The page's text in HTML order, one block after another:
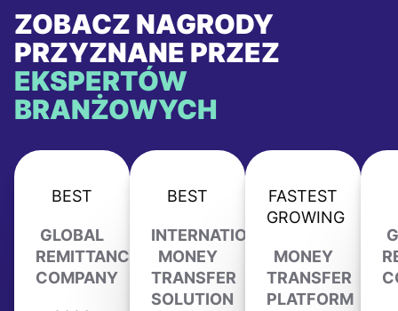
ZOBACZ NAGRODY
PRZYZNANE PRZEZ
EKSPERTÓW
BRANŻOWYCH
BEST
GLOBAL
REMITTANCE
COMPANY
BEST
INTERNATIONAL
MONEY
TRANSFER
SOLUTION
FASTEST
GROWING
MONEY
TRANSFER
PLATFORM